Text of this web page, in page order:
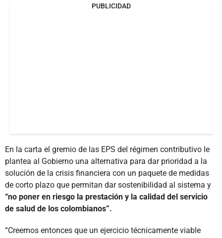
PUBLICIDAD
En la carta el gremio de las EPS del régimen contributivo le
plantea al Gobierno una alternativa para dar prioridad a la
solución de la crisis financiera con un paquete de medidas
de corto plazo que permitan dar sostenibilidad al sistema y
“no poner en riesgo la prestación y la calidad del servicio
de salud de los colombianos”.
“Creemos entonces que un ejercicio técnicamente viable